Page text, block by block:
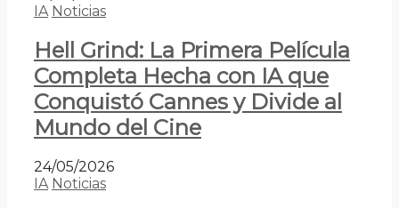
IA Noticias
Hell Grind: La Primera Película
Completa Hecha con IA que
Conquistó Cannes y Divide al
Mundo del Cine
24/05/2026
IA Noticias